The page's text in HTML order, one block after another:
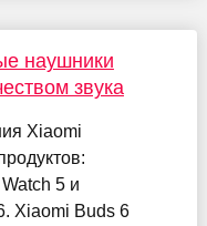
наушники
звука
Xiaomi
5 и
Xiaomi Buds 6